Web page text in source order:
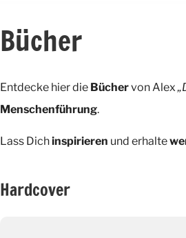
Bücher
Entdecke hier die Büchervon Alex
Menschenführung.
Lass Dich inspirieren und erhalte
Hardcover